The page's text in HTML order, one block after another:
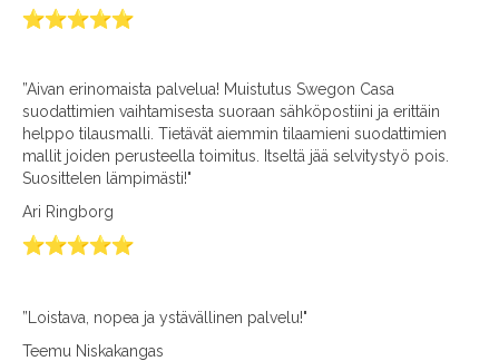
”Aivan erinomaista palvelua! Muistutus Swegon Casa
suodattimien vaihtamisesta suoraan sähköpostiini ja erittäin
helppo tilausmalli. Tietävät aiemmin tilaamieni suodattimien
mallit joiden perusteella toimitus. Itseltä jää selvitystyö pois.
Suosittelen lämpimästi!"
Ari Ringborg
”Loistava, nopea ja ystävällinen palvelu!"
Teemu Niskakangas